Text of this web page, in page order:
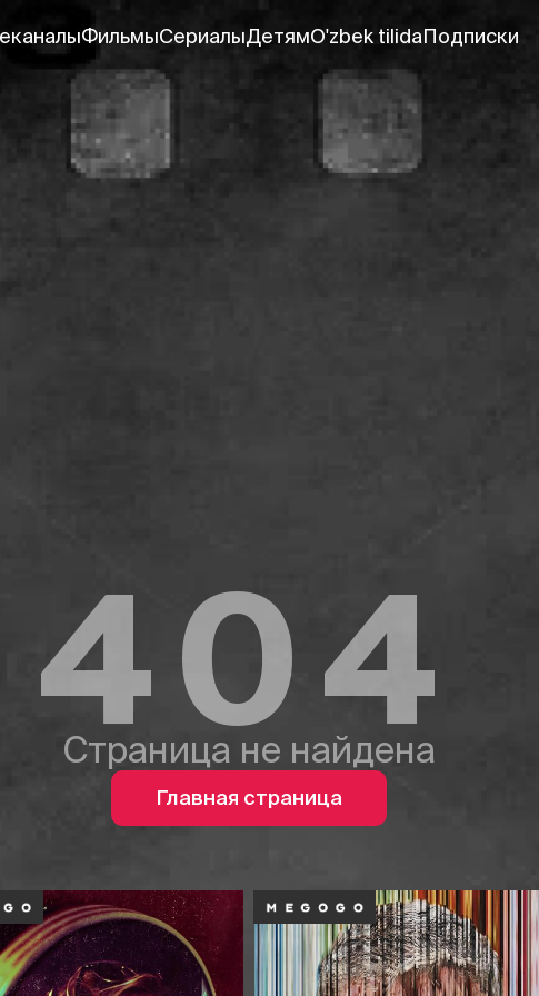
ФильмыСериалыДетямO'zbek tilidaПодписки
404
Страница не найдена
Главная страница